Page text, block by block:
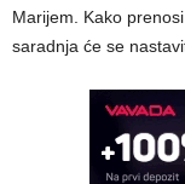
Marijem. Kako
saradnja će se